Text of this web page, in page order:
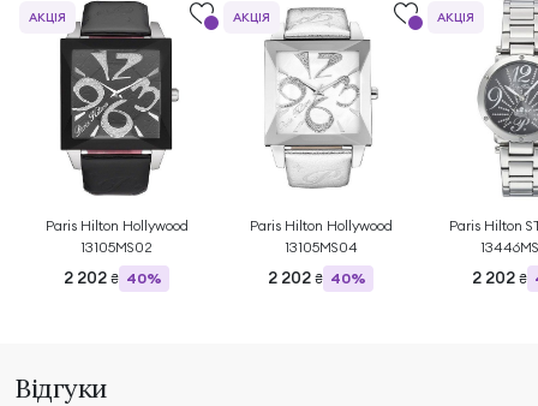
Paris Hilton Hollywood
13105MS02
2 202 ₴ 40%
АКЦІЯ
Paris Hilton Hollywood
13105MS04
2 202 ₴ 40%
АКЦІЯ
Paris Hilton
2 202 ₴
АКЦІЯ
Відгуки